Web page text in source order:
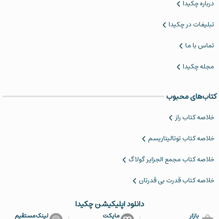
درباره چکیدا
تبلیغات در چکیدا
تماس با ما
مجله چکیدا
کتاب‌های محبوب
خلاصه کتاب‌ راز
خلاصه کتاب توتالیتاریسم
‌خلاصه کتاب مجمع الجزایر گولاگ
خلاصه کتاب قدرت بی قدرتان
دانلود اپلیکیشن چکیدا
بازار مایکت لینک‌مستقیم